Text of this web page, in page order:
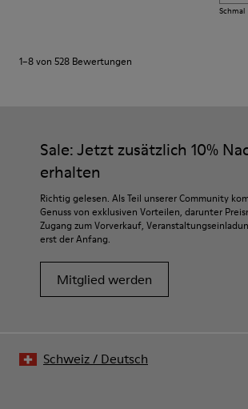
Schmal
1–8 von 528 Bewertungen
Sale: Jetzt zusätzlich 10%
erhalten
Richtig gelesen. Als Teil unserer Community
Genuss von exklusiven Vorteilen, darunter
Zugang zum Vorverkauf,
erst der Anfang.
Mitglied werden
Schweiz/ Deutsch